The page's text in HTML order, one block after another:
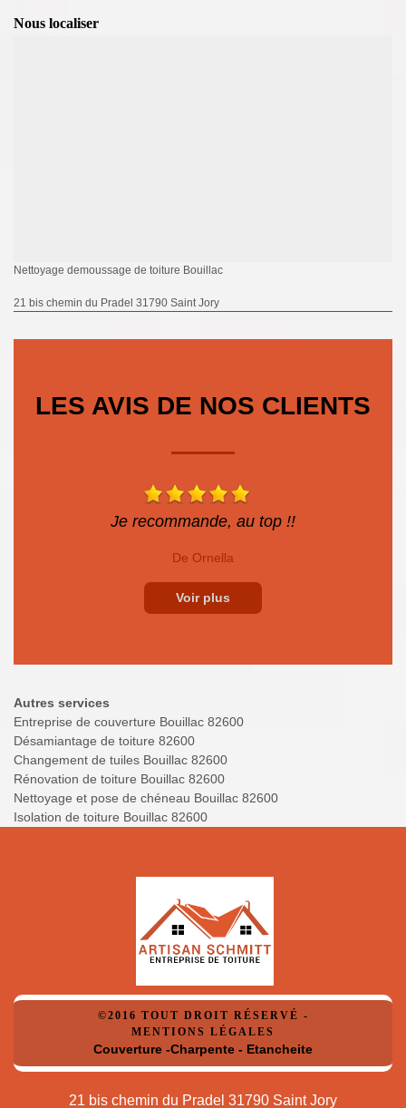
Nous localiser
Nettoyage demoussage de toiture Bouillac
21 bis chemin du Pradel 31790 Saint Jory
LES AVIS DE NOS CLIENTS
Je recommande, au top !!
De Ornella
Voir plus
Autres services
Entreprise de couverture Bouillac 82600
Désamiantage de toiture 82600
Changement de tuiles Bouillac 82600
Rénovation de toiture Bouillac 82600
Nettoyage et pose de chéneau Bouillac 82600
Isolation de toiture Bouillac 82600
©2016 TOUT DROIT RÉSERVÉ -
MENTIONS LÉGALES
Couverture -Charpente - Etancheite
21 bis chemin du Pradel 31790 Saint Jory